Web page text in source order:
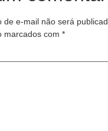
de e-mail não será
marcados com *